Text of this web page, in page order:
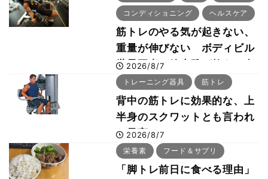
コンディショニング ヘルスケア
筋トレのやる気が起きない、
重量が伸びない ボディビル
世界王者・鈴木雅が教える食
事・睡眠・呼吸の整え方
2026/8/7
トレーニング器具 筋トレ
背中の筋トレに効果的な、上
半身のスクワットとも言われ
た最高マシン“ノーチラス・
プルオーバーマシン”とは？
2026/8/7
栄養素 フード＆サプリ
「脚トレ前日に食べる理由」